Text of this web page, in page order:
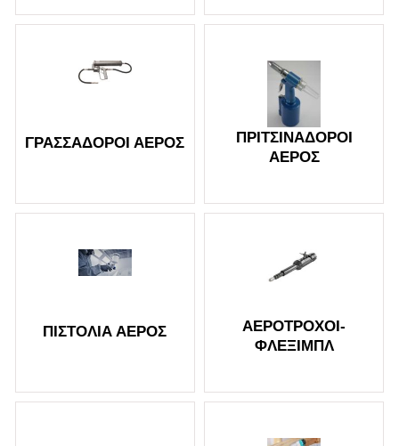
ΓΡΑΣΣΑΔΌΡΟΙ ΑΈΡΟΣ
ΠΡΙΤΣΙΝΑΔΌΡΟΙ
ΑΈΡΟΣ
ΠΙΣΤΌΛΙΑ ΑΈΡΟΣ
ΑΕΡΟΤΡΟΧΟΊ-
ΦΛΕΞΙΜΠΛ